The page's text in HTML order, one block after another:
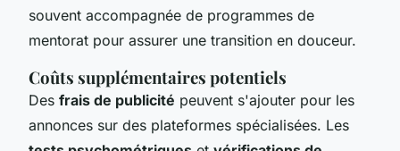
souvent accompagnée de programmes de
mentorat pour assurer une transition en douceur.
Coûts supplémentaires potentiels
Des frais de publicité peuvent s'ajouter pour les
annonces sur des plateformes spécialisées. Les